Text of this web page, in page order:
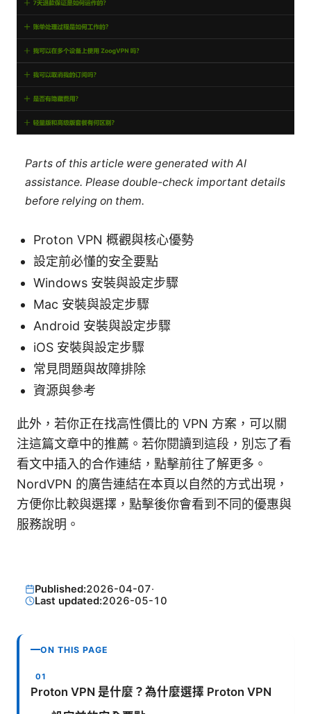
Parts of this article were generated with AI
assistance. Please double-check important details
before relying on them.
Proton VPN 概觀與核心優勢
設定前必懂的安全要點
Windows 安裝與設定步驟
Mac 安裝與設定步驟
Android 安裝與設定步驟
iOS 安裝與設定步驟
常見問題與故障排除
資源與參考
此外，若你正在找高性價比的 VPN 方案，可以關
注這篇文章中的推薦。若你閱讀到這段，別忘了看
看文中插入的合作連結，點擊前往了解更多。
NordVPN 的廣告連結在本頁以自然的方式出現，
方便你比較與選擇，點擊後你會看到不同的優惠與
服務說明。
Published:2026-04-07·
Last updated:2026-05-10
ON THIS PAGE
Proton VPN 是什麼？為什麼選擇 Proton VPN